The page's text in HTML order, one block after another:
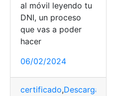
Consejos ,deporte,momento
al móvil leyendo tu
DNI, un proceso
que vas a poder
hacer
06/02/2024
certificado,Descargar